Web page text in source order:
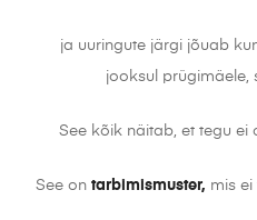
ja uuringute järgi jõuab
jooksul prügimäele,
See kõik näitab, et tegu ei
See on tarbimismuster, mis ei